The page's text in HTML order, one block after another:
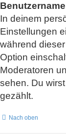
In deinem
Einstellungen
während
Option
Moderatoren
sehen. Du
gezählt.
Nach oben